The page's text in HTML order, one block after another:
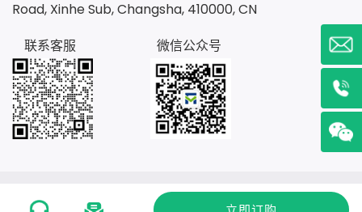
Road, Xinhe Sub, Changsha, 410000, CN
联系客服
微信公众号
湖南贝哲斯信息咨询有限公司 湘ICP备